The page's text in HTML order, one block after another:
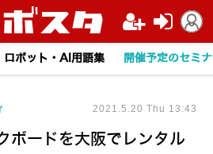
ロボット・AI用語集 開催予定のセミ
ボードを大阪でレンタル
2021.5.20 Thu 13:43